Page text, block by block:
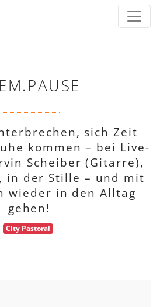
sich Zeit
kommen – bei Live-
Scheiber (Gitarre),
in der Stille – und mit
wieder in den Alltag
gehen!
City Pastoral